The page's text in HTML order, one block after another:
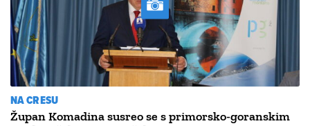
NA CRESU
Župan Komadina susreo se s primorsko-goranskim